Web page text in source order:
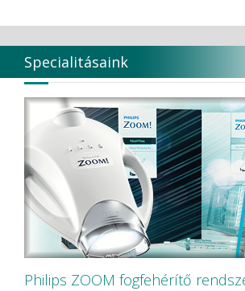
Specialitásaink
Philips ZOOM fogfehérítő